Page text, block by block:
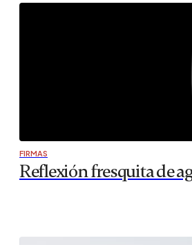
FIRMAS
Reflexión fresquita de